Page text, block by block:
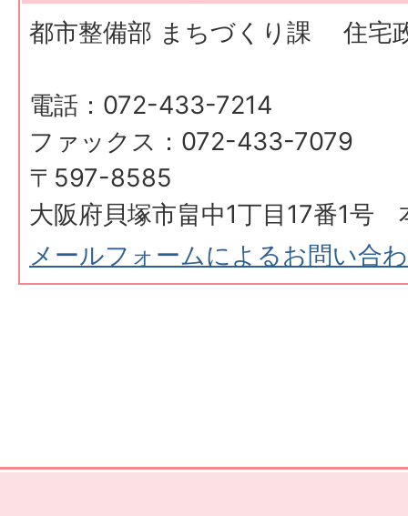
都市整備部 まちづくり課 住宅
電話：072-433-7214
ファックス：072-433-7079
〒597-8585
大阪府貝塚市畠中1丁目17番1号
メールフォームによるお問い合